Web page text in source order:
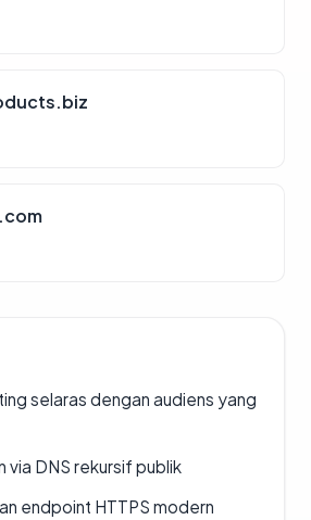
selaras dengan audiens yang
via DNS rekursif publik
endpoint HTTPS modern